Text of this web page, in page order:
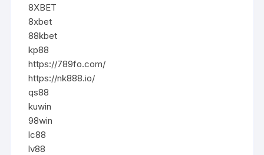
8XBET
8xbet
88kbet
kp88
https://789fo.com/
https://nk888.io/
qs88
kuwin
98win
lc88
lv88